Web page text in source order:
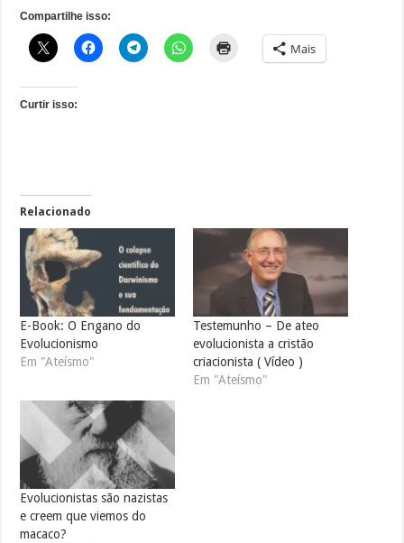
Compartilhe isso:
Mais
Curtir isso:
Relacionado
E-Book: O Engano do
Evolucionismo
Em "Ateísmo"
Testemunho – De ateo
evolucionista a cristão
criacionista ( Vídeo )
Em "Ateísmo"
Evolucionistas são nazistas
e creem que viemos do
macaco?